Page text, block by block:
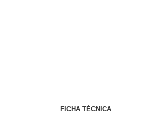
FICHA TÉCNICA